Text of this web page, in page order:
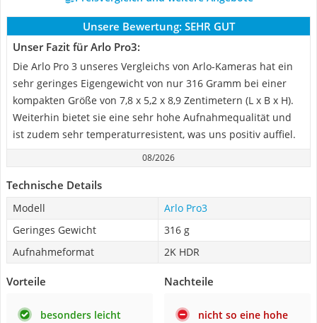
Unsere Bewertung: SEHR GUT
Unser Fazit für Arlo Pro3:
Die Arlo Pro 3 unseres Vergleichs von Arlo-Kameras hat ein
sehr geringes Eigengewicht von nur 316 Gramm bei einer
kompakten Größe von 7,8 x 5,2 x 8,9 Zentimetern (L x B x H).
Weiterhin bietet sie eine sehr hohe Aufnahmequalität und
ist zudem sehr temperaturresistent, was uns positiv auffiel.
08/2026
Technische Details
Modell
Arlo Pro3
Geringes Gewicht
316 g
Aufnahmeformat
2K HDR
Vorteile
besonders leicht
Nachteile
nicht so eine hohe